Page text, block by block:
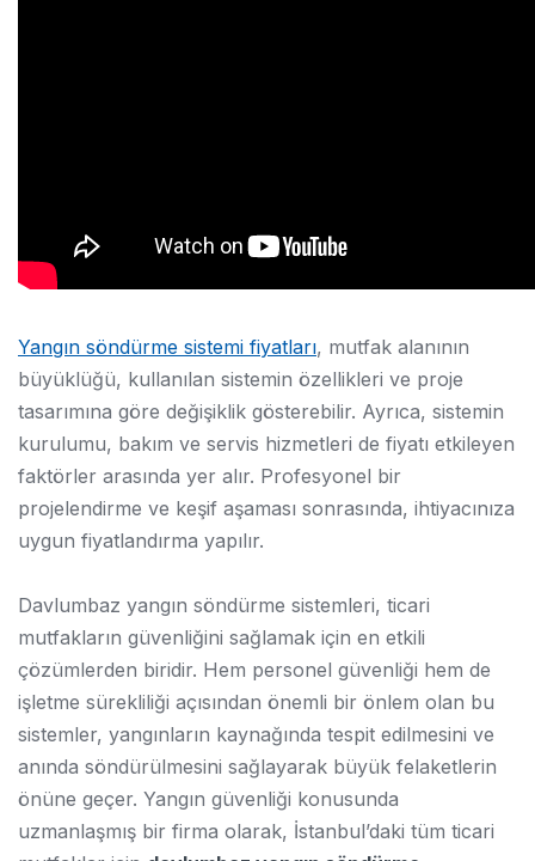
Yangın söndürme sistemi fiyatları, mutfak alanının
büyüklüğü, kullanılan sistemin özellikleri ve proje
tasarımına göre değişiklik gösterebilir. Ayrıca, sistemin
kurulumu, bakım ve servis hizmetleri de fiyatı etkileyen
faktörler arasında yer alır. Profesyonel bir
projelendirme ve keşif aşaması sonrasında, ihtiyacınıza
uygun fiyatlandırma yapılır.
Davlumbaz yangın söndürme sistemleri, ticari
mutfakların güvenliğini sağlamak için en etkili
çözümlerden biridir. Hem personel güvenliği hem de
işletme sürekliliği açısından önemli bir önlem olan bu
sistemler, yangınların kaynağında tespit edilmesini ve
anında söndürülmesini sağlayarak büyük felaketlerin
önüne geçer. Yangın güvenliği konusunda
uzmanlaşmış bir firma olarak, İstanbul’daki tüm ticari